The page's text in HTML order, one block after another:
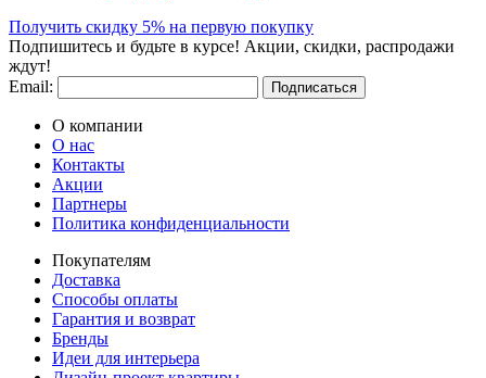
Получить скидку 5% на первую покупку
Подпишитесь и будьте в курсе! Акции, скидки, распродажи
ждут!
Email:
Подписаться
О компании
О нас
Контакты
Акции
Партнеры
Политика конфиденциальности
Покупателям
Доставка
Способы оплаты
Гарантия и возврат
Бренды
Идеи для интерьера